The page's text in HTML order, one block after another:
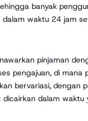
banyak
waktu 24 jam
pinjaman
pengajuan, di
bervariasi, dengan
dalam waktu